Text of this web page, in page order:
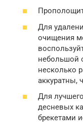
Для
очищения
небольшой
несколько
аккуратны,
Для
десневых
брекетами